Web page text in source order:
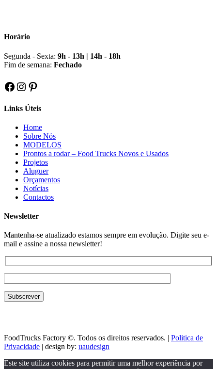
Horário
Segunda - Sexta: 9h - 13h | 14h - 18h
Fim de semana: Fechado
Facebook
Instagram
Pinterest
Links Úteis
Home
Sobre Nós
MODELOS
Prontos a rodar – Food Trucks Novos e Usados
Projetos
Aluguer
Orçamentos
Notícias
Contactos
Newsletter
Mantenha-se atualizado estamos sempre em evolução. Digite seu e-
mail e assine a nossa newsletter!
FoodTrucks Factory ©. Todos os direitos reservados. | Politica de
Privacidade | design by: uaudesign
Este site utiliza cookies para permitir uma melhor experiência por